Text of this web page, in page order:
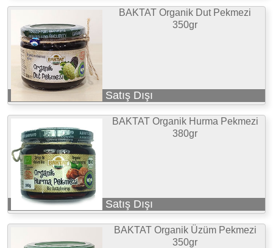
BAKTAT Organik Dut Pekmezi
350gr
Satış Dışı
BAKTAT Organik Hurma Pekmezi
380gr
Satış Dışı
BAKTAT Organik Üzüm Pekmezi
350gr